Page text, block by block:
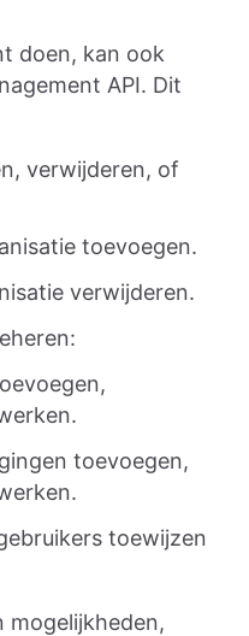
doen, kan ook
API. Dit
verwijderen, of
toevoegen.
verwijderen.
toevoegen,
toewijzen
mogelijkheden,